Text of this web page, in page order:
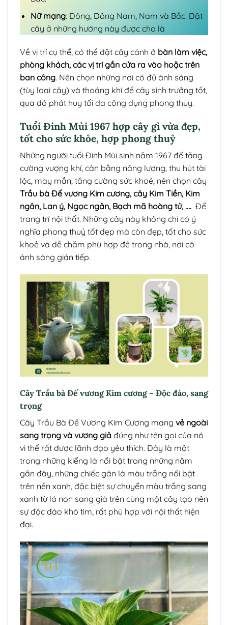
Nữ mạng: Đông, Đông Nam, Nam và Bắc. Đặt
cây ở những hướng này được cho là
Về vị trí cụ thể, có thể đặt cây cảnh ở bàn làm việc,
phòng khách, các vị trí gần cửa ra vào hoặc trên
ban công. Nên chọn những nơi có đủ ánh sáng
(tùy loại cây) và thoáng khí để cây sinh trưởng tốt,
qua đó phát huy tối đa công dụng phong thủy.
Tuổi Đinh Mùi 1967 hợp cây gì vừa đẹp,
tốt cho sức khỏe, hợp phong thuỷ
Những người tuổi Đinh Mùi sinh năm 1967 để tăng
cường vượng khí, cân bằng năng lượng, thu hút tài
lộc, may mắn, tăng cường sức khoẻ, nên chọn cây
Trầu bà Đế vương Kim cương, cây Kim Tiền, Kim
ngân, Lan ý, Ngọc ngân, Bạch mã hoàng tử, …. Để
trang trí nội thất. Những cây này không chỉ có ý
nghĩa phong thuỷ tốt đẹp mà còn đẹp, tốt cho sức
khoẻ và dễ chăm phù hợp để trong nhà, nơi có
ánh sáng gián tiếp.
Cây Trầu bà Đế vương Kim cương – Độc đáo, sang
trọng
Cây Trầu Bà Đế Vương Kim Cương mang vẻ ngoài
sang trọng và vương giả đúng như tên gọi của nó
vì thế rất được lãnh đạo yêu thích. Đây là một
trong những kiểng lá nổi bật trong những năm
gần đây, những chiếc gân lá màu trắng nổi bật
trên nền xanh, đặc biệt sự chuyển màu trắng sang
xanh từ lá non sang già trên cùng một cây tạo nên
sự độc đáo khó tìm, rất phù hợp với nội thất hiện
đại.